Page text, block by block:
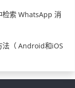
检索 WhatsApp 消
法（ Android和iOS